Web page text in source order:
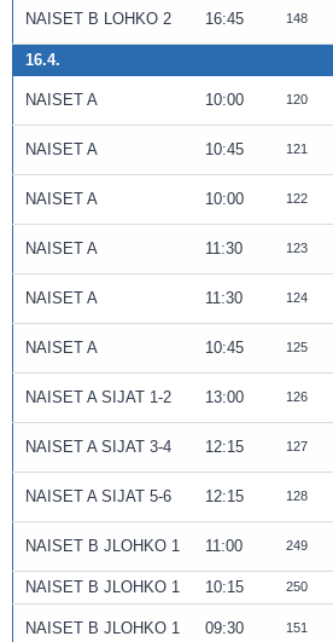
NAISET B LOHKO 2 16:45 148
16.4.
NAISET A 10:00 120
NAISET A 10:45 121
NAISET A 10:00 122
NAISET A 11:30 123
NAISET A 11:30 124
NAISET A 10:45 125
NAISET A SIJAT 1-2 13:00 126
NAISET A SIJAT 3-4 12:15 127
NAISET A SIJAT 5-6 12:15 128
NAISET B JLOHKO 1 11:00 249
NAISET B JLOHKO 1 10:15 250
NAISET B JLOHKO 1 09:30 151